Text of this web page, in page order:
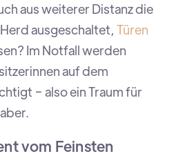
aus weiterer Distanz die
ausgeschaltet, Türen
Im Notfall werden
auf dem
− also ein Traum für
vom Feinsten